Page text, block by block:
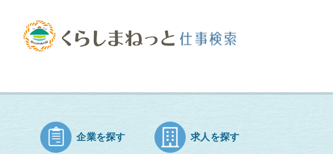
企業を探す 求人を探す